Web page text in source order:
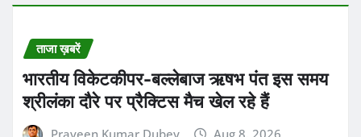
ताजा ख़बरें
भारतीय विकेटकीपर-बल्लेबाज ऋषभ पंत इस समय
श्रीलंका दौरे पर प्रैक्टिस मैच खेल रहे हैं
Praveen Kumar Dubey Aug 8, 2026